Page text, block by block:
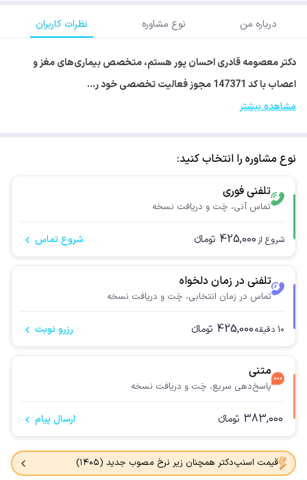
درباره من نوع مشاوره نظرات کاربران
دکتر معصومه قادری احسان پور هستم، متخصص بیماری‌های مغز و
اعصاب با کد 147371 مجوز فعالیت تخصصی خود ر…
مشاهده بیشتر
نوع مشاوره را انتخاب کنید:
تلفنی فوری
تماس آنی، چَت و دریافت نسخه
شروع از 425,000 تومانء شروع تماس
تلفنی در زمان دلخواه
تماس در زمان انتخابی، چَت و دریافت نسخه
10 دقیقه425,000 تومانء رزرو نوبت
متنی
پاسخ‌دهی سریع، چَت و دریافت نسخه
383,000 تومانء ارسال پیام
قیمت اسنپ‌دکتر همچنان زیر نرخ مصوب جدید (۱۴۰۵)